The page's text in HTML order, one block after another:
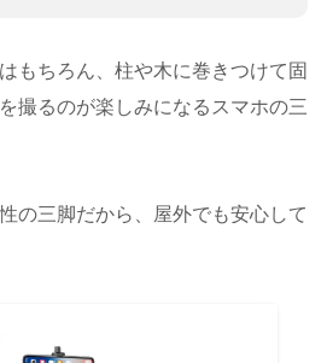
もちろん、柱や木に巻きつけて固
撮るのが楽しみになるスマホの三
の三脚だから、屋外でも安心して